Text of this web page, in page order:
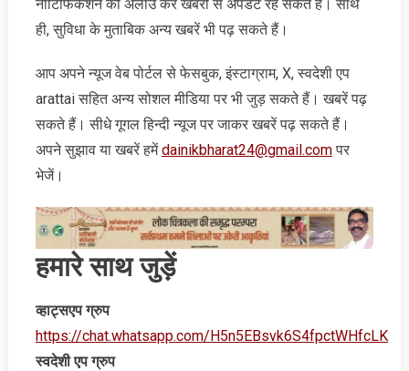
नोटिफिकेशन को अलाउ कर खबरों से अपडेट रह सकते हैं। साथ
ही, सुविधा के मुताबिक अन्‍य खबरें भी पढ़ सकते हैं।
आप अपने न्‍यूज वेब पोर्टल से फेसबुक, इंस्‍टाग्राम, X, स्‍वदेशी एप
arattai सहित अन्‍य सोशल मीडिया पर भी जुड़ सकते हैं। खबरें पढ़
सकते हैं। सीधे गूगल हिन्‍दी न्‍यूज पर जाकर खबरें पढ़ सकते हैं।
अपने सुझाव या खबरें हमेंdainikbharat24@gmail.comपर
भेजें।
हमारे साथ जुड़ें
व्‍हाट्सएप ग्रुप
https://chat.whatsapp.com/H5n5EBsvk6S4fpctWHfcLK
स्‍वदेशी एप ग्रुप